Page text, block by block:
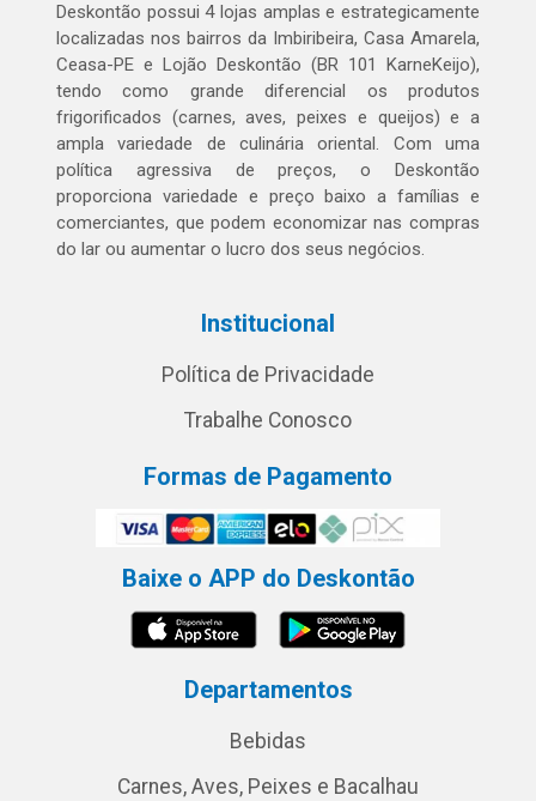
Deskontão possui 4 lojas amplas e estrategicamente
localizadas nos bairros da Imbiribeira, Casa Amarela,
Ceasa-PE e Lojão Deskontão (BR 101 KarneKeijo),
tendo como grande diferencial os produtos
frigorificados (carnes, aves, peixes e queijos) e a
ampla variedade de culinária oriental. Com uma
política agressiva de preços, o Deskontão
proporciona variedade e preço baixo a famílias e
comerciantes, que podem economizar nas compras
do lar ou aumentar o lucro dos seus negócios.
Institucional
Política de Privacidade
Trabalhe Conosco
Formas de Pagamento
Baixe o APP do Deskontão
Departamentos
Bebidas
Carnes, Aves, Peixes e Bacalhau